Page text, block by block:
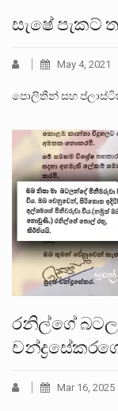
සැෂේ පැකට්
May 4, 2021
පොලිතීන් සහ
රනිල්ගේ
Mar 16, 2025